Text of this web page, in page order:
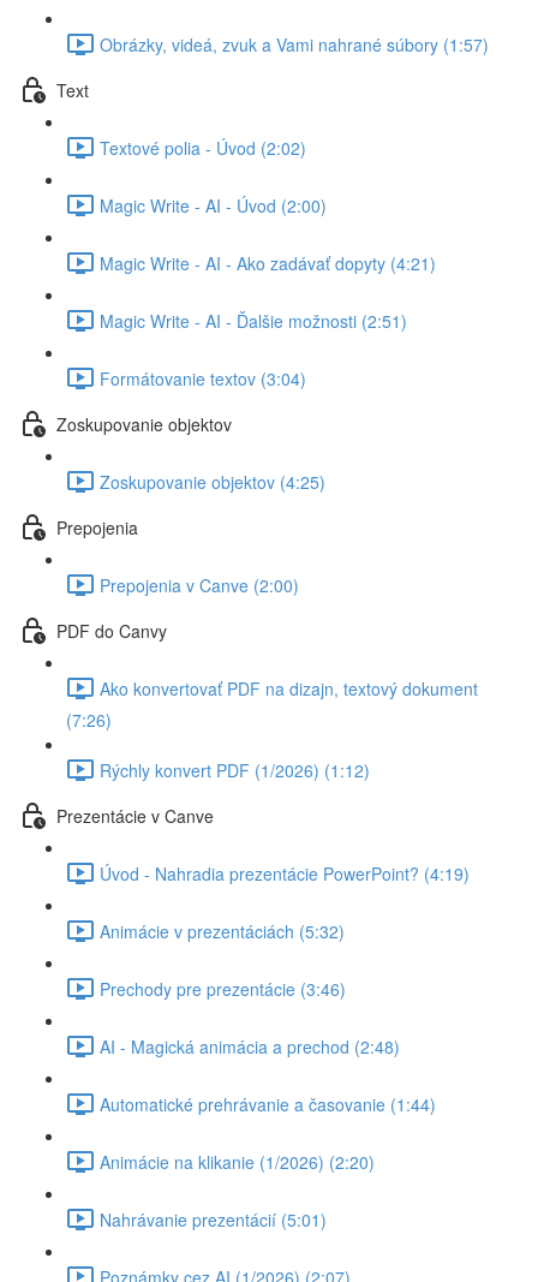
Obrázky, videá, zvuk a Vami nahrané súbory (1:57)
Text
Textové polia - Úvod (2:02)
Magic Write - AI - Úvod (2:00)
Magic Write - AI - Ako zadávať dopyty (4:21)
Magic Write - AI - Ďalšie možnosti (2:51)
Formátovanie textov (3:04)
Zoskupovanie objektov
Zoskupovanie objektov (4:25)
Prepojenia
Prepojenia v Canve (2:00)
PDF do Canvy
Ako konvertovať PDF na dizajn, textový dokument
(7:26)
Rýchly konvert PDF (1/2026) (1:12)
Prezentácie v Canve
Úvod - Nahradia prezentácie PowerPoint? (4:19)
Animácie v prezentáciách (5:32)
Prechody pre prezentácie (3:46)
AI - Magická animácia a prechod (2:48)
Automatické prehrávanie a časovanie (1:44)
Animácie na klikanie (1/2026) (2:20)
Nahrávanie prezentácií (5:01)
Poznámky cez AI (1/2026) (2:07)